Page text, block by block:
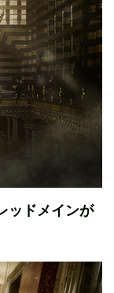
ッドメインが